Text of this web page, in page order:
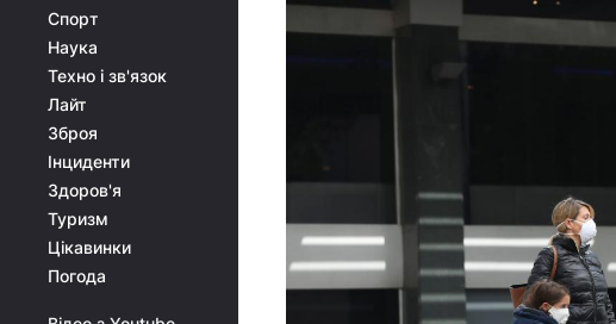
Спорт
Наука
Техно і зв'язок
Лайт
Зброя
Інциденти
Здоров'я
Туризм
Цікавинки
Погода